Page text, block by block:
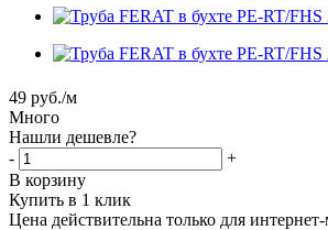
49 руб./м
Много
Нашли дешевле?
-
+
В корзину
Купить в 1 клик
Цена действительна только для